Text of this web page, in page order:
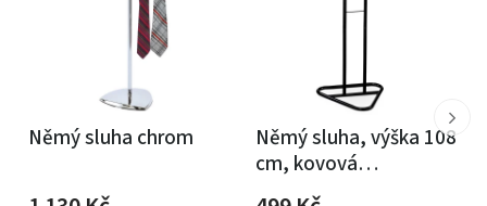
Němý sluha chrom
Němý sluha, výška 108
cm, kovová
konstrukce, černý